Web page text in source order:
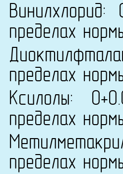
Винилхлорид:
пределах
пределах
Ксилолы:
пределах
пределах